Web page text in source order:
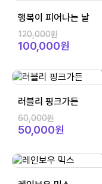
행복이 피어나는 날
120,000원
100,000원
러블리 핑크가든
60,000원
50,000원